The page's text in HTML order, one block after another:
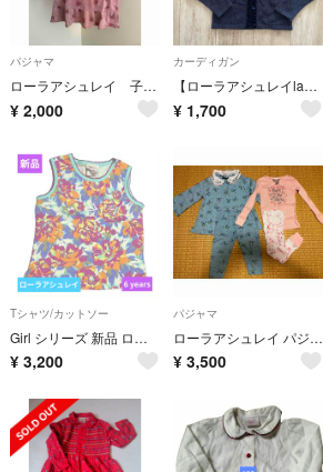
パジャマ
ローラアシュレイ 子供用 パジャマ
¥ 2,000
カーディガン
【ローラアシュレイlaura ashley】ネイビー 羊毛カーディガン120
¥ 1,700
Tシャツ/カットソー
Girl シリーズ 新品 ローラアシュレイ タンクトップ 6years
¥ 3,200
パジャマ
ローラアシュレイ パジャマ
¥ 3,500